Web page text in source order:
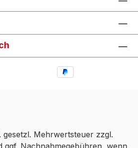
gesetzl. Mehrwertsteuer zzgl.